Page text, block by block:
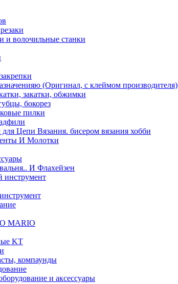
и волочильные станки
(Оригинал, с клеймом производителя)
закатки, обжимки
бокорез
пилки
Цепи Вязания. бисером вязания хобби
И Молотки
И Флахейзен
инструмент
MARIO
KT
компаунды
и аксессуары